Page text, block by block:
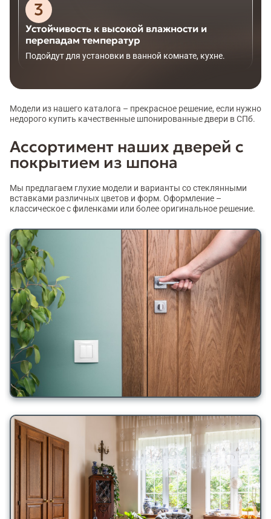
Устойчивость к высокой влажности и
перепадам температур
Подойдут для установки в ванной комнате, кухне.
Модели из нашего каталога – прекрасное решение, если нужно
недорого купить качественные шпонированные двери в СПб.
Ассортимент наших дверей с
покрытием из шпона
Мы предлагаем глухие модели и варианты со стеклянными
вставками различных цветов и форм. Оформление –
классическое с филенками или более оригинальное решение.